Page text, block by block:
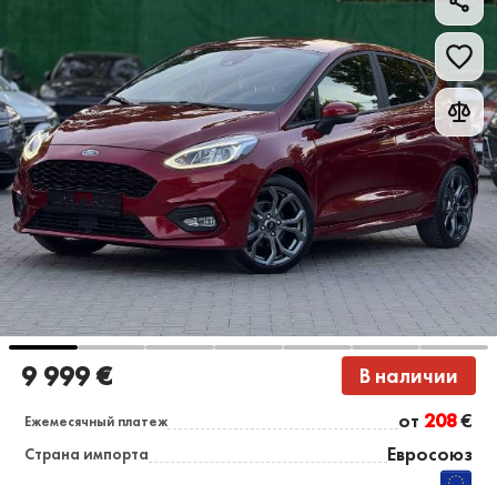
9 999 € В наличии
Ежемесячный платеж от 208€
Страна импорта Евросоюз